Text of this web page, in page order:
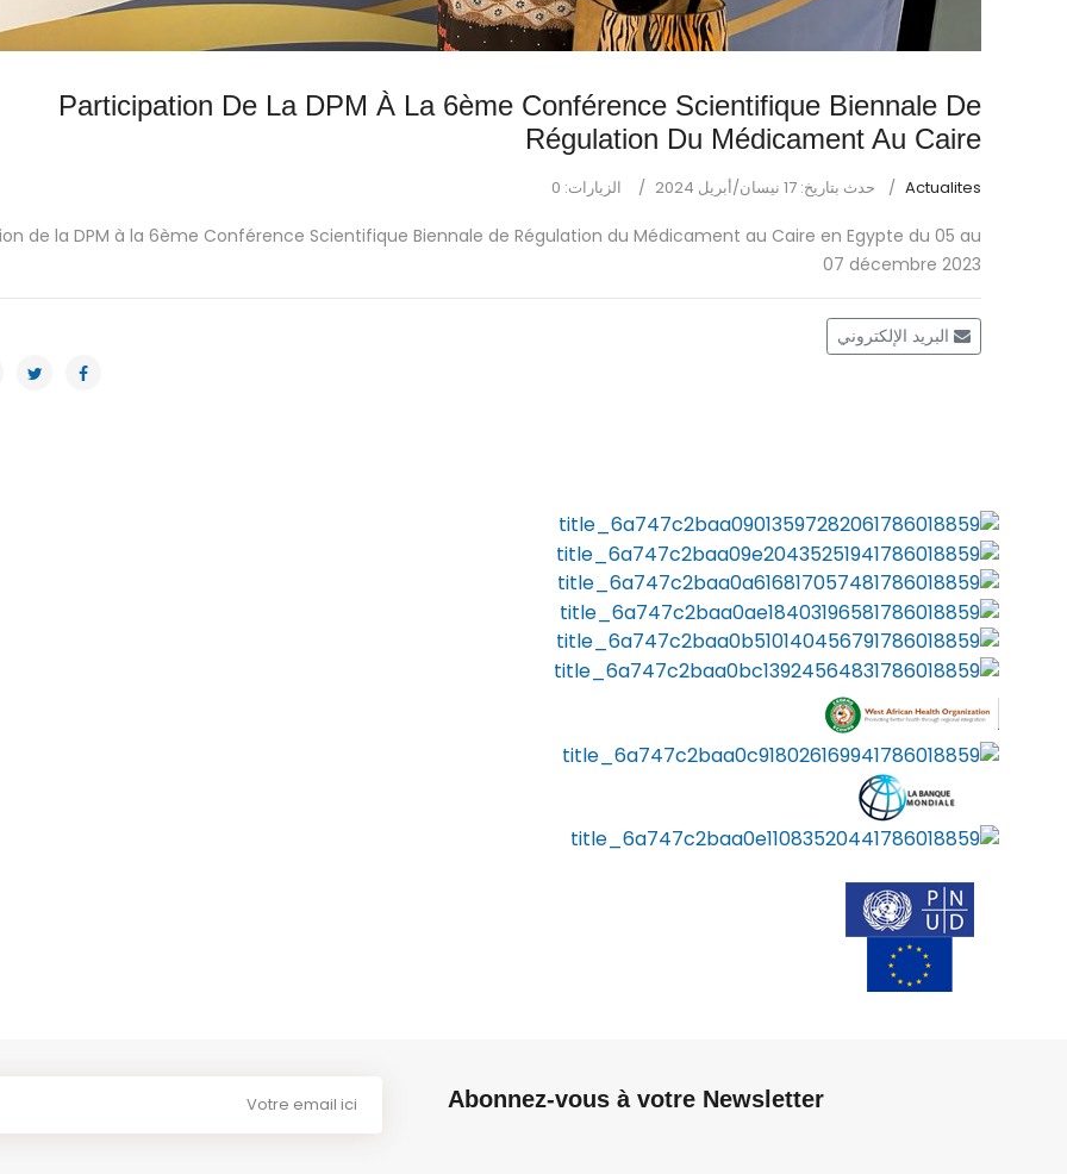
Participation De La DPM À La 6ème Conférence Scientifique Biennale De
Régulation Du Médicament Au Caire
Actualites حدث بتاريخ: 17 نيسان/أبريل 2024 الزيارات: 0
de la DPM à la 6ème Conférence Scientifique Biennale de Régulation du Médicament au Caire en Egypte du 05 au
07 décembre 2023
البريد الإلكتروني
Abonnez-vous à votre Newsletter